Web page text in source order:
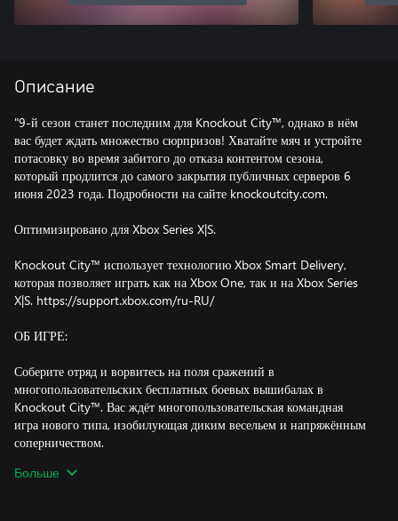
Описание
"9-й сезон станет последним для Knockout City™, однако в нём
вас будет ждать множество сюрпризов! Хватайте мяч и устройте
потасовку во время забитого до отказа контентом сезона,
который продлится до самого закрытия публичных серверов 6
июня 2023 года. Подробности на сайте knockoutcity.com.
Оптимизировано для Xbox Series X|S.
Knockout City™ использует технологию Xbox Smart Delivery,
которая позволяет играть как на Xbox One, так и на Xbox Series
X|S. https://support.xbox.com/ru-RU/
ОБ ИГРЕ:
Соберите отряд и ворвитесь на поля сражений в
многопользовательских бесплатных боевых вышибалах в
Knockout City™. Вас ждёт многопользовательская командная
игра нового типа, изобилующая диким весельем и напряжённым
соперничеством.
Персонализируйте своего персонажа и соберите команду из
Больше